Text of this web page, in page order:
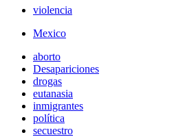
violencia
Mexico
aborto
Desapariciones
drogas
eutanasia
inmigrantes
política
secuestro